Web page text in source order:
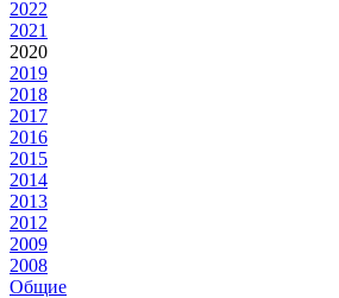
2022
2021
2020
2019
2018
2017
2016
2015
2014
2013
2012
2009
2008
Общие